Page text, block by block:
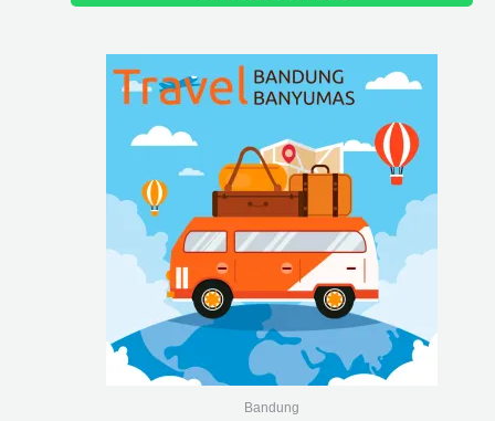
Bandung